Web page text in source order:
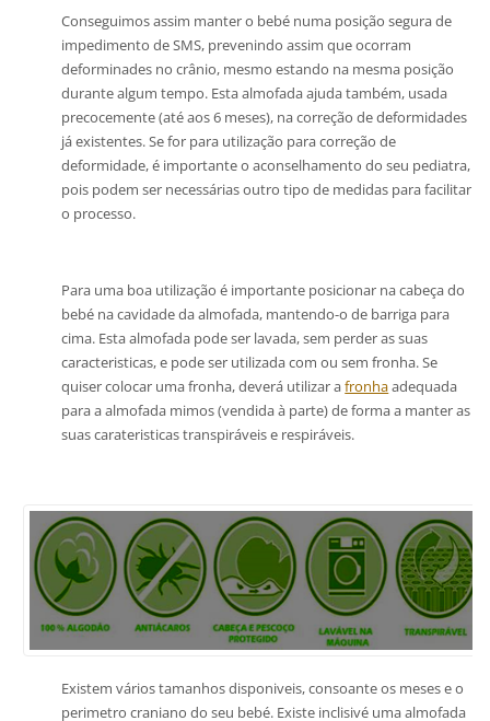
Conseguimos assim manter o bebé numa posição segura de
impedimento de SMS, prevenindo assim que ocorram
deforminades no crânio, mesmo estando na mesma posição
durante algum tempo. Esta almofada ajuda também, usada
precocemente (até aos 6 meses), na correção de deformidades
já existentes. Se for para utilização para correção de
deformidade, é importante o aconselhamento do seu pediatra,
pois podem ser necessárias outro tipo de medidas para facilitar
o processo.
Para uma boa utilização é importante posicionar na cabeça do
bebé na cavidade da almofada, mantendo-o de barriga para
cima. Esta almofada pode ser lavada, sem perder as suas
caracteristicas, e pode ser utilizada com ou sem fronha. Se
quiser colocar uma fronha, deverá utilizar afronhaadequada
para a almofada mimos (vendida à parte) de forma a manter as
suas carateristicas transpiráveis e respiráveis.
Existem vários tamanhos disponiveis, consoante os meses e o
perimetro craniano do seu bebé. Existe inclisivé uma almofada